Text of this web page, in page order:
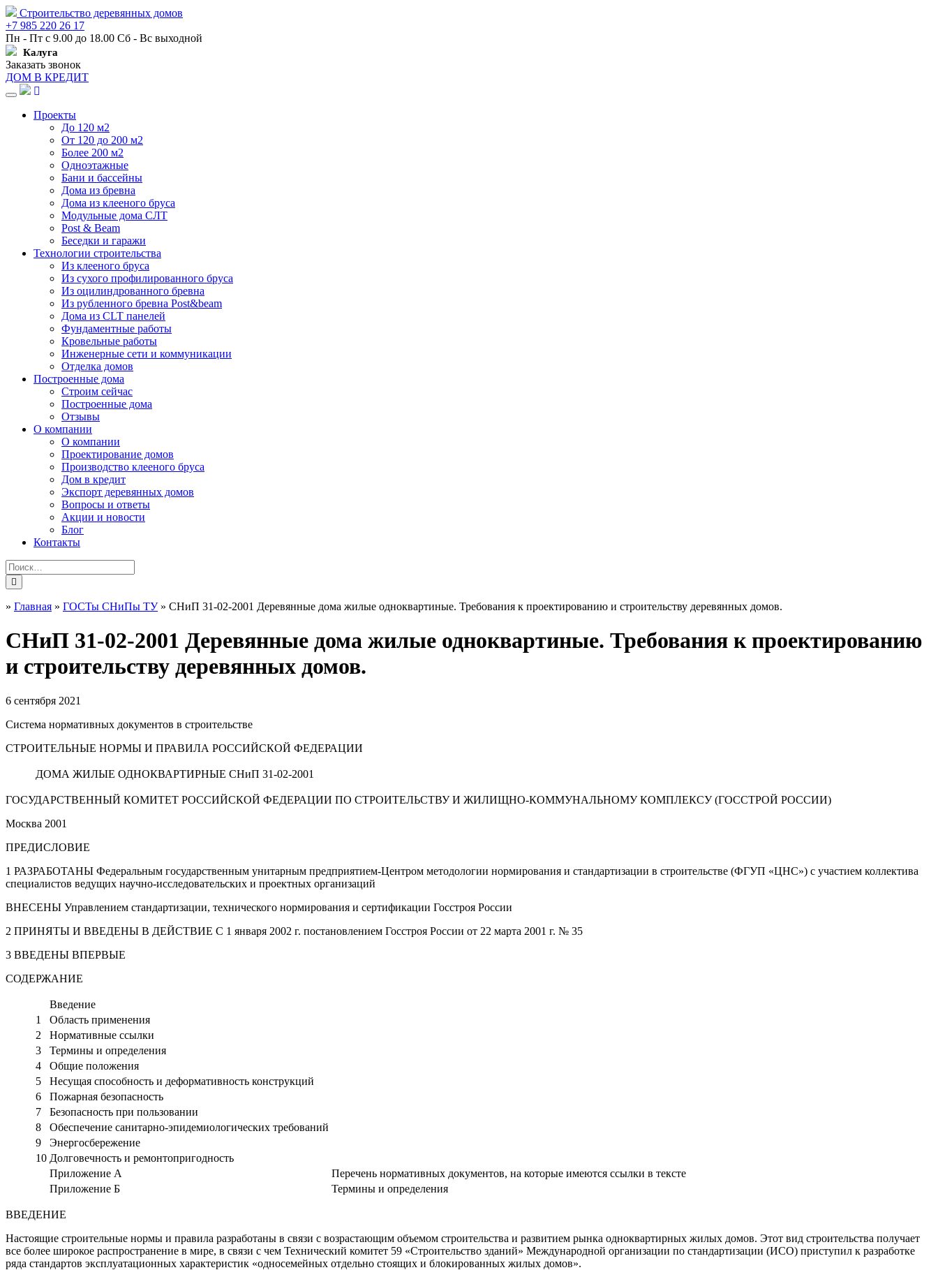
Строительство деревянных домов
+7 985 220 26 17
Пн - Пт с 9.00 до 18.00 Сб - Вс выходной
Калуга
Заказать звонок
ДОМ В КРЕДИТ
Навигация
Проекты
До 120 м2
От 120 до 200 м2
Более 200 м2
Одноэтажные
Бани и бассейны
Дома из бревна
Дома из клееного бруса
Модульные дома СЛТ
Post & Beam
Беседки и гаражи
Технологии строительства
Из клееного бруса
Из сухого профилированного бруса
Из оцилиндрованного бревна
Из рубленного бревна Post&beam
Дома из CLT панелей
Фундаментные работы
Кровельные работы
Инженерные сети и коммуникации
Отделка домов
Построенные дома
Строим сейчас
Построенные дома
Отзывы
О компании
О компании
Проектирование домов
Производство клееного бруса
Дом в кредит
Экспорт деревянных домов
Вопросы и ответы
Акции и новости
Блог
Контакты
» Главная » ГОСТы СНиПы ТУ» СНиП 31-02-2001 Деревянные дома жилые одноквартиные. Требования к проектированию и строительству деревянных домов.
СНиП 31-02-2001 Деревянные дома жилые одноквартиные. Требования к проектированию
и строительству деревянных домов.
6 сентября 2021
Система нормативных документов в строительстве
СТРОИТЕЛЬНЫЕ НОРМЫ И ПРАВИЛА РОССИЙСКОЙ ФЕДЕРАЦИИ
ДОМА ЖИЛЫЕ ОДНОКВАРТИРНЫЕ СНиП 31-02-2001
ГОСУДАРСТВЕННЫЙ КОМИТЕТ РОССИЙСКОЙ ФЕДЕРАЦИИ ПО СТРОИТЕЛЬСТВУ И ЖИЛИЩНО-КОММУНАЛЬНОМУ КОМПЛЕКСУ (ГОССТРОЙ РОССИИ)
Москва 2001
ПРЕДИСЛОВИЕ
1 РАЗРАБОТАНЫ Федеральным государственным унитарным предприятием-Центром методологии нормирования и стандартизации в строительстве (ФГУП «ЦНС») с участием коллектива
специалистов ведущих научно-исследовательских и проектных организаций
ВНЕСЕНЫ Управлением стандартизации, технического нормирования и сертификации Госстроя России
2 ПРИНЯТЫ И ВВЕДЕНЫ В ДЕЙСТВИЕ С 1 января 2002 г. постановлением Госстроя России от 22 марта 2001 г. № 35
3 ВВЕДЕНЫ ВПЕРВЫЕ
СОДЕРЖАНИЕ
Введение
1
Область применения
2
Нормативные ссылки
3
Термины и определения
4
Общие положения
5
Несущая способность и деформативность конструкций
6
Пожарная безопасность
7
Безопасность при пользовании
8
Обеспечение санитарно-эпидемиологических требований
9
Энергосбережение
10 Долговечность и ремонтопригодность
Приложение А
Перечень нормативных документов, на которые имеются ссылки в тексте
Приложение Б
Термины и определения
ВВЕДЕНИЕ
Настоящие строительные нормы и правила разработаны в связи с возрастающим объемом строительства и развитием рынка одноквартирных жилых домов. Этот вид строительства получает
все более широкое распространение в мире, в связи с чем Технический комитет 59 «Строительство зданий» Международной организации по стандартизации (ИСО) приступил к разработке
ряда стандартов эксплуатационных характеристик «односемейных отдельно стоящих и блокированных жилых домов».